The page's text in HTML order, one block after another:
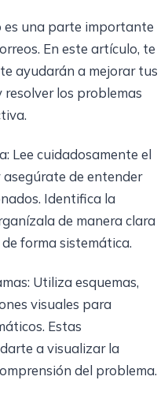
es una parte importante
En este artículo, te
ayudarán a mejorar tus
resolver los problemas
Lee cuidadosamente el
de entender
Identifica la
de manera clara
forma sistemática.
Utiliza esquemas,
visuales para
Estas
a visualizar la
del problema.